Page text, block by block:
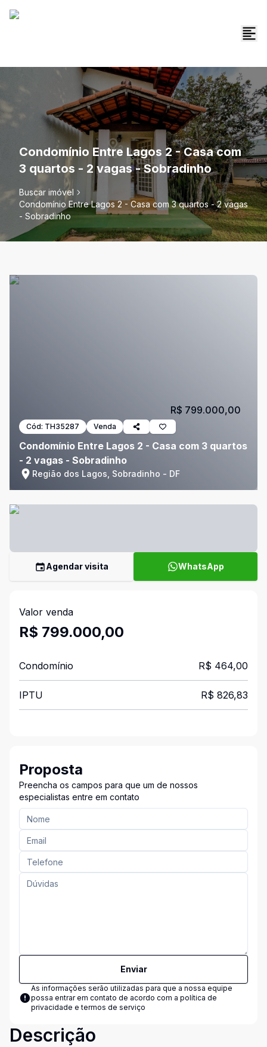
Condomínio Entre Lagos 2 - Casa com
3 quartos - 2 vagas - Sobradinho
Buscar imóvel
Condomínio Entre Lagos 2 - Casa com 3 quartos - 2 vagas
- Sobradinho
Cód: TH35287 Venda
Condomínio Entre Lagos 2 - Casa com 3 quartos
- 2 vagas - Sobradinho
Região dos Lagos, Sobradinho - DF
R$ 799.000,00
Agendar visita WhatsApp
Valor venda
R$ 799.000,00
Condomínio R$ 464,00
IPTU R$ 826,83
Proposta
Preencha os campos para que um de nossos
especialistas entre em contato
Enviar
As informações serão utilizadas para que a nossa equipe
possa entrar em contato de acordo com a política de
privacidade e termos de serviço
Descrição